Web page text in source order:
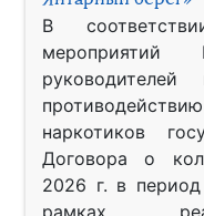
В
мероприятий
наркотиков
Договора о
2026 г. в
рамках